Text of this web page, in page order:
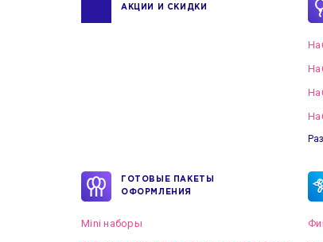
АКЦИИ И СКИДКИ
ГОТОВЫЕ ПАКЕТЫ
ОФОРМЛЕНИЯ
Mini наборы